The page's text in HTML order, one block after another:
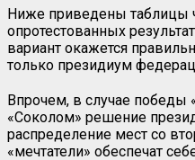
Ниже приведены таблицы
опротестованных
вариант окажется
только президиум
Впрочем, в случае
«Соколом» решение
распределение мест со
«мечтатели» обеспечат